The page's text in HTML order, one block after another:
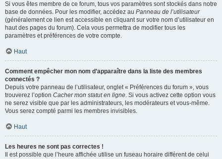
Si vous êtes membre de ce forum, tous vos paramètres sont stockés dans notre
base de données. Pour les modifier, accédez au Panneau de l’utilisateur
(généralement ce lien est accessible en cliquant sur votre nom d’utilisateur en
haut des pages du forum). Cela vous permettra de modifier tous les
paramètres et préférences de votre compte.
Haut
Comment empêcher mon nom d’apparaître dans la liste des membres
connectés ?
Depuis votre panneau de l’utilisateur, onglet « Préférences du forum », vous
trouverez l’option Cacher mon statut en ligne. Si vous activez cette option vous
ne serez visible que par les administrateurs, les modérateurs et vous-même.
Vous serez compté parmi les membres invisibles.
Haut
Les heures ne sont pas correctes !
Il est possible que l’heure affichée utilise un fuseau horaire différent de celui